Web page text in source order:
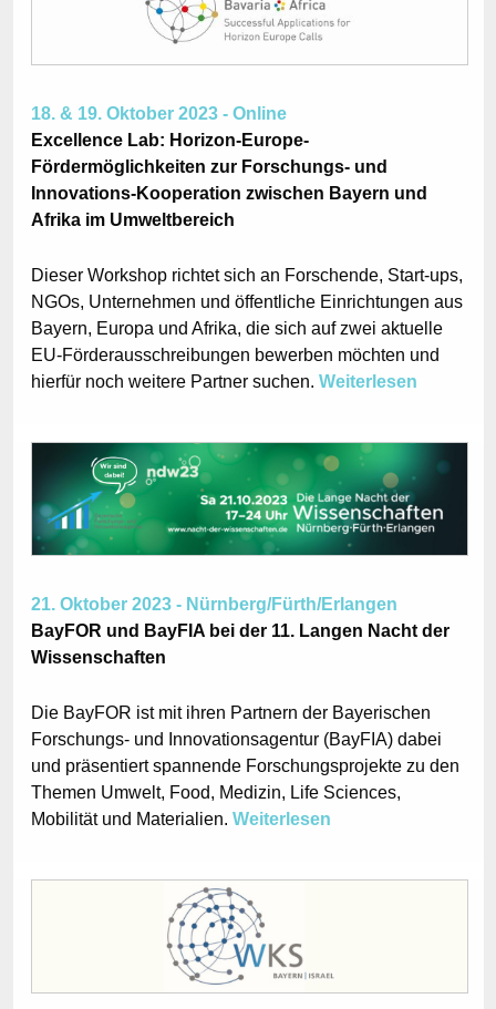
18. & 19. Oktober 2023 - Online
Excellence Lab: Horizon-Europe-
Fördermöglichkeiten zur Forschungs- und
Innovations-Kooperation zwischen Bayern und
Afrika im Umweltbereich
Dieser Workshop richtet sich an Forschende, Start-ups,
NGOs, Unternehmen und öffentliche Einrichtungen aus
Bayern, Europa und Afrika, die sich auf zwei aktuelle
EU-Förderausschreibungen bewerben möchten und
hierfür noch weitere Partner suchen. Weiterlesen
21. Oktober 2023 - Nürnberg/Fürth/Erlangen
BayFOR und BayFIA bei der 11. Langen Nacht der
Wissenschaften
Die BayFOR ist mit ihren Partnern der Bayerischen
Forschungs- und Innovationsagentur (BayFIA) dabei
und präsentiert spannende Forschungsprojekte zu den
Themen Umwelt, Food, Medizin, Life Sciences,
Mobilität und Materialien. Weiterlesen